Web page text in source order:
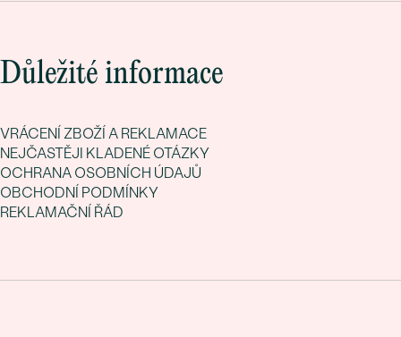
Důležité informace
VRÁCENÍ ZBOŽÍ A REKLAMACE
NEJČASTĚJI KLADENÉ OTÁZKY
OCHRANA OSOBNÍCH ÚDAJŮ
OBCHODNÍ PODMÍNKY
REKLAMAČNÍ ŘÁD